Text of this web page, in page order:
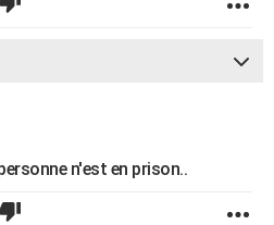
n'est en prison..